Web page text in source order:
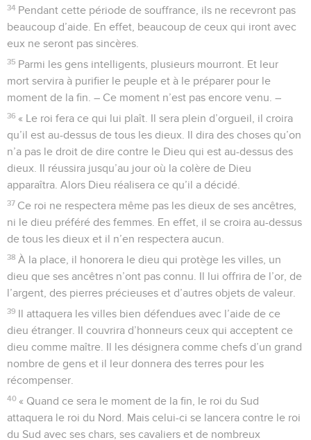
34 Pendant cette période de souffrance, ils ne recevront pas
beaucoup d’aide. En effet, beaucoup de ceux qui iront avec
eux ne seront pas sincères.
35 Parmi les gens intelligents, plusieurs mourront. Et leur
mort servira à purifier le peuple et à le préparer pour le
moment de la fin. – Ce moment n’est pas encore venu. –
36 « Le roi fera ce qui lui plaît. Il sera plein d’orgueil, il croira
qu’il est au-dessus de tous les dieux. Il dira des choses qu’on
n’a pas le droit de dire contre le Dieu qui est au-dessus des
dieux. Il réussira jusqu’au jour où la colère de Dieu
apparaîtra. Alors Dieu réalisera ce qu’il a décidé.
37 Ce roi ne respectera même pas les dieux de ses ancêtres,
ni le dieu préféré des femmes. En effet, il se croira au-dessus
de tous les dieux et il n’en respectera aucun.
38 À la place, il honorera le dieu qui protège les villes, un
dieu que ses ancêtres n’ont pas connu. Il lui offrira de l’or, de
l’argent, des pierres précieuses et d’autres objets de valeur.
39 Il attaquera les villes bien défendues avec l’aide de ce
dieu étranger. Il couvrira d’honneurs ceux qui acceptent ce
dieu comme maître. Il les désignera comme chefs d’un grand
nombre de gens et il leur donnera des terres pour les
récompenser.
40 « Quand ce sera le moment de la fin, le roi du Sud
attaquera le roi du Nord. Mais celui-ci se lancera contre le roi
du Sud avec ses chars, ses cavaliers et de nombreux